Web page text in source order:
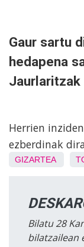
Gaur sartu
hedapena
Herrien
ezberdinak
GIZARTEA
Bilatu 28
bilatzailean